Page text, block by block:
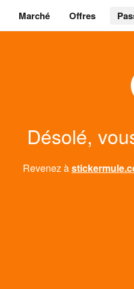
Marché Offres
Désolé,
Revenez à